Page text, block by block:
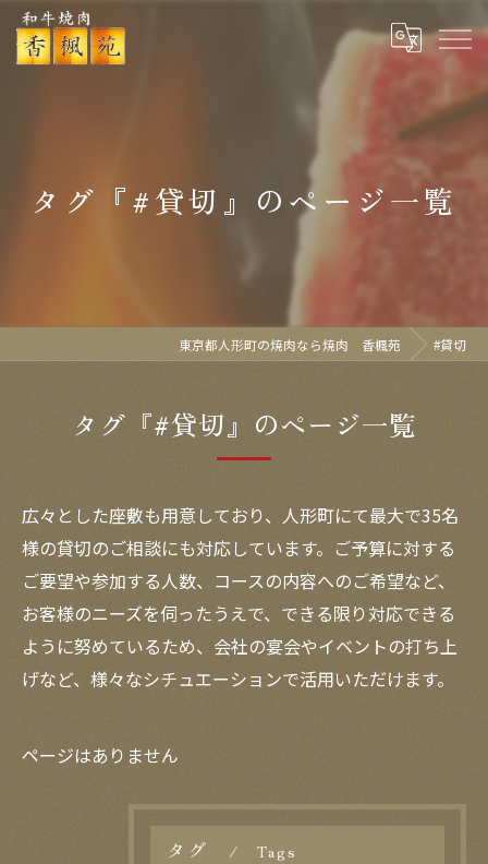
タグ『#貸切』のページ一覧
東京都人形町の焼肉なら焼肉 香楓苑 #貸切
タグ『#貸切』のページ一覧
広々とした座敷も用意しており、人形町にて最大で35名
様の貸切のご相談にも対応しています。ご予算に対する
ご要望や参加する人数、コースの内容へのご希望など、
お客様のニーズを伺ったうえで、できる限り対応できる
ように努めているため、会社の宴会やイベントの打ち上
げなど、様々なシチュエーションで活用いただけます。
ページはありません
タグ Tags